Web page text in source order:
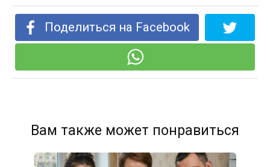
Поделиться на Facebook
Вам также может понравиться